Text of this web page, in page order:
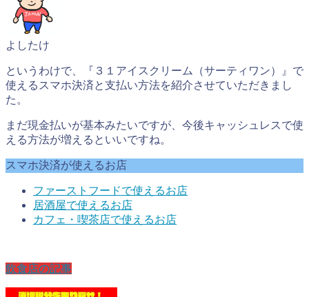
よしたけ
というわけで、『３１アイスクリーム（サーティワン）』で
使えるスマホ決済と支払い方法を紹介させていただきまし
た。
まだ現金払いが基本みたいですが、今後キャッシュレスで使
える方法が増えるといいですね。
スマホ決済が使えるお店
ファーストフードで使えるお店
居酒屋で使えるお店
カフェ・喫茶店で使えるお店
飲食店の記事